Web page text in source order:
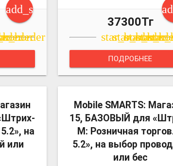
add_shopping_cart
37300Тг
star_border
star_border
ПОДРОБНЕЕ
more_vert
на
или
Mobile SMARTS:
15, БАЗОВЫЙ для
М: Розничная
5.2», на выбор
или бес